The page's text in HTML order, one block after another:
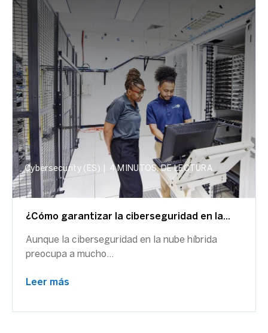
Cybersecurity (ES) 4 MINUTOS, DE LECTURA
¿Cómo garantizar la ciberseguridad en la...
Aunque la ciberseguridad en la nube híbrida
preocupa a mucho...
Leer más